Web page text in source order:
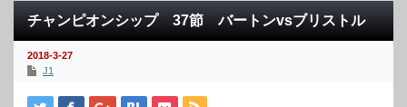
チャンピオンシップ 37節 バートンvsブリストル
2018-3-27
J1